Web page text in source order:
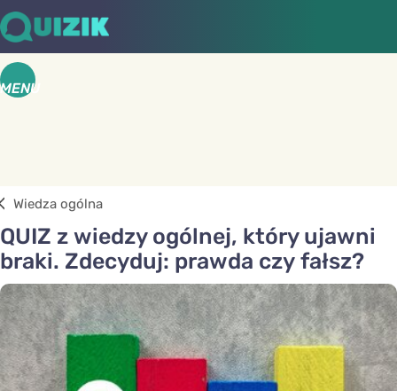
MENU
Wiedza ogólna
QUIZ z wiedzy ogólnej, który ujawni
braki. Zdecyduj: prawda czy fałsz?